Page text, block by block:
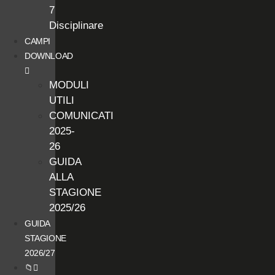
7
Disciplinare
CAMPI
DOWNLOAD
MODULI
UTILI
COMUNICATI
2025-
26
GUIDA
ALLA
STAGIONE
2025/26
GUIDA
STAGIONE
2026/27
📁